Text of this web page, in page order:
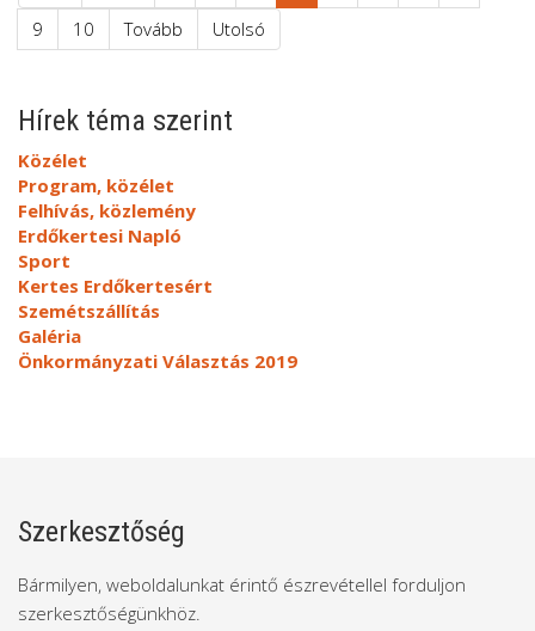
9
10 Tovább Utolsó
Hírek téma szerint
Közélet
Program, közélet
Felhívás, közlemény
Erdőkertesi Napló
Sport
Kertes Erdőkertesért
Szemétszállítás
Galéria
Önkormányzati Választás 2019
Szerkesztőség
Bármilyen, weboldalunkat érintő észrevétellel forduljon
szerkesztőségünkhöz.